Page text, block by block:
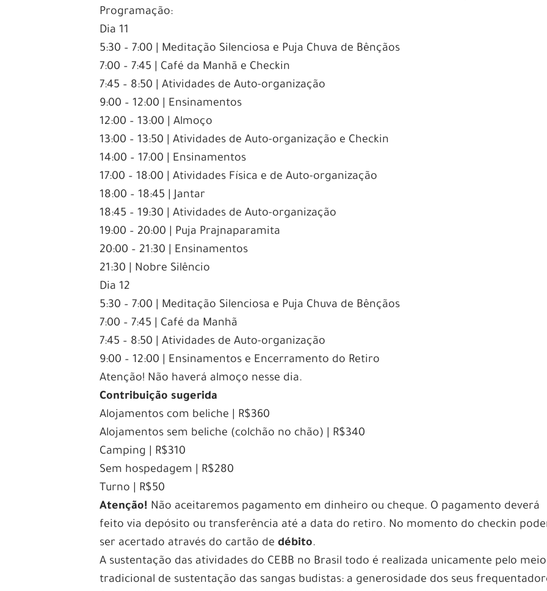
Programação:
Dia 11
5:30 – 7:00 | Meditação Silenciosa e Puja Chuva de Bênçãos
7:00 – 7:45 | Café da Manhã e Checkin
7:45 – 8:50 | Atividades de Auto-organização
9:00 – 12:00 | Ensinamentos
12:00 – 13:00 | Almoço
13:00 – 13:50 | Atividades de Auto-organização e Checkin
14:00 – 17:00 | Ensinamentos
17:00 – 18:00 | Atividades Física e de Auto-organização
18:00 – 18:45 | Jantar
18:45 – 19:30 | Atividades de Auto-organização
19:00 – 20:00 | Puja Prajnaparamita
20:00 – 21:30 | Ensinamentos
21:30 | Nobre Silêncio
Dia 12
5:30 – 7:00 | Meditação Silenciosa e Puja Chuva de Bênçãos
7:00 – 7:45 | Café da Manhã
7:45 – 8:50 | Atividades de Auto-organização
9:00 – 12:00 | Ensinamentos e Encerramento do Retiro
Atenção! Não haverá almoço nesse dia.
Contribuição sugerida
Alojamentos com beliche | R$360
Alojamentos sem beliche (colchão no chão) | R$340
Camping | R$310
Sem hospedagem | R$280
Turno | R$50
Atenção! Não aceitaremos pagamento em dinheiro ou cheque. O pagamento deverá
feito via depósito ou transferência até a data do retiro. No momento do checkin
ser acertado através do cartão dedébito.
A sustentação das atividades do CEBB no Brasil todo é realizada unicamente pelo meio
tradicional de sustentação das sangas budistas: a generosidade dos seus